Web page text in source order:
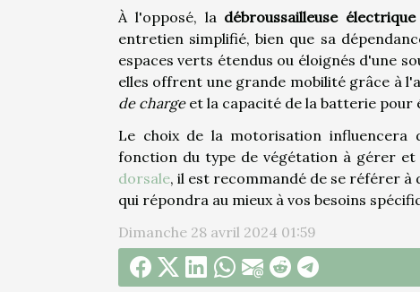
À l'opposé, la débroussailleuse électrique
entretien simplifié, bien que sa
espaces verts étendus ou éloignés d'une
elles offrent une grande mobilité grâce à
de chargeet la capacité de la batterie pour
Le choix de la motorisation influencera
fonction du type de végétation à gérer
dorsale, il est recommandé de se référer
qui répondra au mieux à vos besoins
Dimanche 28 avril 2024 01:59